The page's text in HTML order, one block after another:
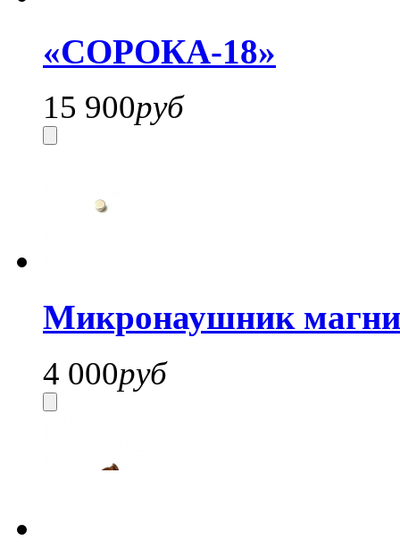
«СОРОКА-18»
15 900руб
Микронаушник
4 000руб